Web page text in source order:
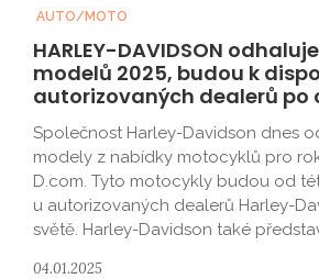
AUTO/MOTO
HARLEY-DAVIDSON
modelů 2025, budou k
autorizovaných dealerů po
Společnost Harley-Davidson dnes
modely z nabídky motocyklů pro
D.com. Tyto motocykly budou od
u autorizovaných dealerů Harley-
světě. Harley-Davidson také
04.01.2025